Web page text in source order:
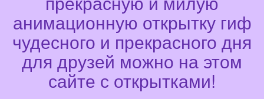
анимационную открытку гиф
чудесного и прекрасного дня
для друзей можно на этом
сайте с открытками!